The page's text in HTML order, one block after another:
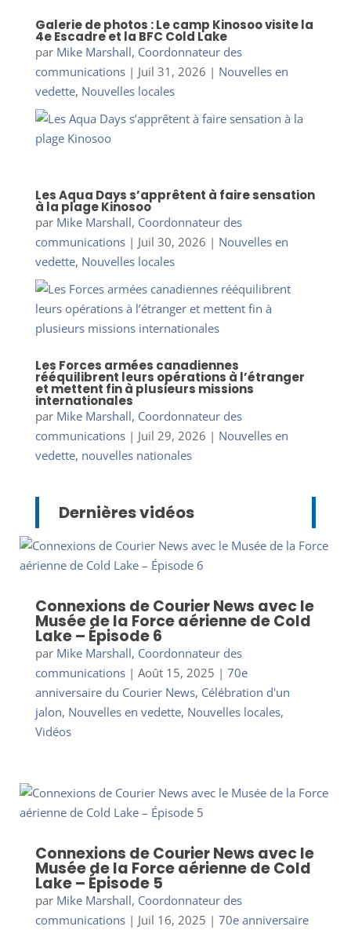
Galerie de photos : Le camp Kinosoo visite la
4e Escadre et la BFC Cold Lake
par Mike Marshall, Coordonnateur des
communications| Juil 31, 2026 | Nouvelles en
vedette, Nouvelles locales
Les Aqua Days s’apprêtent à faire sensation
à la plage Kinosoo
par Mike Marshall, Coordonnateur des
communications| Juil 30, 2026 | Nouvelles en
vedette, Nouvelles locales
Les Forces armées canadiennes
rééquilibrent leurs opérations à l’étranger
et mettent fin à plusieurs missions
internationales
par Mike Marshall, Coordonnateur des
communications| Juil 29, 2026 | Nouvelles en
vedette, nouvelles nationales
Dernières vidéos
Connexions de Courier News avec le
Musée de la Force aérienne de Cold
Lake – Épisode 6
par Mike Marshall, Coordonnateur des
communications| Août 15, 2025 | 70e
anniversaire du Courier News, Célébration d'un
jalon, Nouvelles en vedette, Nouvelles locales,
Vidéos
Connexions de Courier News avec le
Musée de la Force aérienne de Cold
Lake – Épisode 5
par Mike Marshall, Coordonnateur des
communications| Juil 16, 2025 | 70e anniversaire